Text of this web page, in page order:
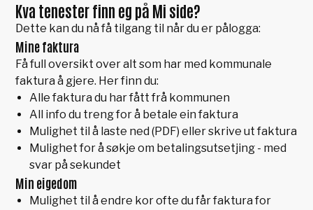
Kva tenester finn eg på Mi side?
Dette kan du nå få tilgang til når du er pålogga:
Mine faktura
Få full oversikt over alt som har med kommunale
faktura å gjere. Her finn du:
Alle faktura du har fått frå kommunen
All info du treng for å betale ein faktura
Mulighet til å laste ned (PDF) eller skrive ut faktura
Mulighet for å søkje om betalingsutsetjing - med
svar på sekundet
Min eigedom
Mulighet til å endre kor ofte du får faktura for